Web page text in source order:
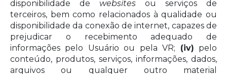
disponibilidade de websites ou serviços de
terceiros, bem como relacionados à qualidade ou
disponibilidade da conexão de internet, capazes de
prejudicar o recebimento adequado de
informações pelo Usuário ou pela VR; (iv) pelo
conteúdo, produtos, serviços, informações, dados,
arquivos ou qualquer outro material